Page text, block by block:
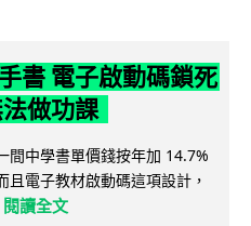
書 電子啟動碼鎖死
做功課
間中學書單價錢按年加 14.7%
電子教材啟動碼這項設計，
閱讀全文